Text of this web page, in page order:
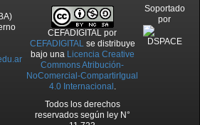
CEFADIGITAL por
CEFADIGITALse distribuye
bajo una Licencia Creative
Commons Atribución-
NoComercial-CompartirIgual
4.0 Internacional .
Todos los derechos
reservados según ley N°
Soportado
por